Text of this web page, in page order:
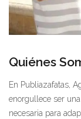
Quiénes
En Publiazafatas,
enorgullece ser
necesaria para